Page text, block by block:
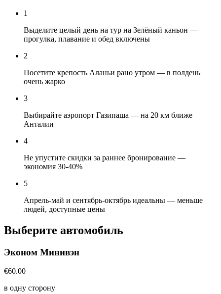
1
Выделите целый день на тур на Зелёный каньон —
прогулка, плавание и обед включены
2
Посетите крепость Аланьи рано утром — в полдень
очень жарко
3
Выбирайте аэропорт Газипаша — на 20 км ближе
Анталии
4
Не упустите скидки за раннее бронирование —
экономия 30-40%
5
Апрель-май и сентябрь-октябрь идеальны — меньше
людей, доступные цены
Выберите автомобиль
Эконом Минивэн
€60.00
в одну сторону